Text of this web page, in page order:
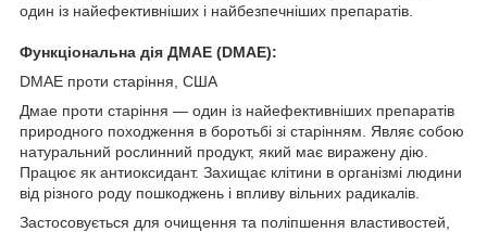
один із найефективніших і найбезпечніших препаратів.
Функціональна дія ДМАЕ (DMAE):
DMAE проти старіння, США
Дмае проти старіння — один із найефективніших препаратів
природного походження в боротьбі зі старінням. Являє собою
натуральний рослинний продукт, який має виражену дію.
Працює як антиоксидант. Захищає клітини в організмі людини
від різного роду пошкоджень і впливу вільних радикалів.
Застосовується для очищення та поліпшення властивостей,